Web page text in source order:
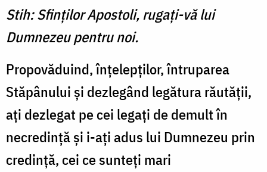
Stih: Sfinţilor Apostoli, rugaţi-vă lui
Dumnezeu pentru noi.
Propovăduind, înţelepţilor, întruparea
Stăpânului şi dezlegând legătura răutăţii,
aţi dezlegat pe cei legaţi de demult în
necredinţă şi i-aţi adus lui Dumnezeu prin
credinţă, cei ce sunteţi mari